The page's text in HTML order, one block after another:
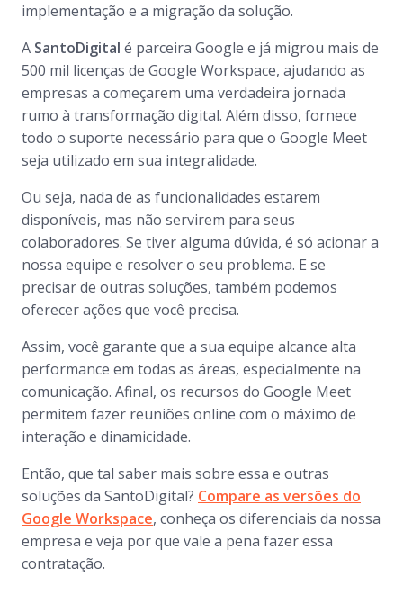
implementação e a migração da solução.
A SantoDigital é parceira Google e já migrou mais de
500 mil licenças de Google Workspace, ajudando as
empresas a começarem uma verdadeira jornada
rumo à transformação digital. Além disso, fornece
todo o suporte necessário para que o Google Meet
seja utilizado em sua integralidade.
Ou seja, nada de as funcionalidades estarem
disponíveis, mas não servirem para seus
colaboradores. Se tiver alguma dúvida, é só acionar a
nossa equipe e resolver o seu problema. E se
precisar de outras soluções, também podemos
oferecer ações que você precisa.
Assim, você garante que a sua equipe alcance alta
performance em todas as áreas, especialmente na
comunicação. Afinal, os recursos do Google Meet
permitem fazer reuniões online com o máximo de
interação e dinamicidade.
Então, que tal saber mais sobre essa e outras
soluções da SantoDigital? Compare as versões do
Google Workspace, conheça os diferenciais da nossa
empresa e veja por que vale a pena fazer essa
contratação.